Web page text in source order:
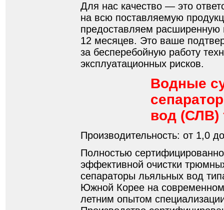
Для нас качество — это
на всю поставляемую
предоставляем расширенную
12 месяцев. Это ваше
за бесперебойную работу
эксплуатационных рисков.
Водные
вод (СЛВ)
Производительность: от 1,0
Полностью
эффективной очистки
сепараторы льяльных вод
Южной Корее на
летним опытом